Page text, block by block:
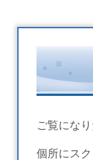
ご覧にな
個所にス